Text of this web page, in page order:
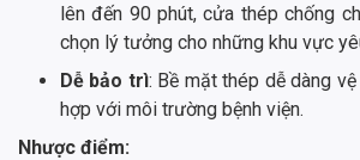
lên đến 90 phút, cửa thép chống
chọn lý tưởng cho những khu vực
Dễ bảo trì: Bề mặt thép dễ dàng
hợp với môi trường bệnh viện.
Nhược điểm: